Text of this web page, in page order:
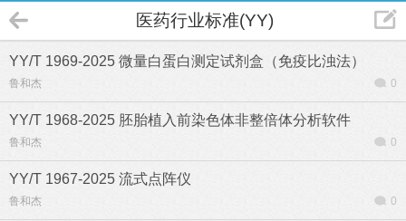
医药行业标准(YY)
YY/T 1969-2025 微量白蛋白测定试剂盒（免疫比浊法）
鲁和杰 0
YY/T 1968-2025 胚胎植入前染色体非整倍体分析软件
鲁和杰 0
YY/T 1967-2025 流式点阵仪
鲁和杰 0